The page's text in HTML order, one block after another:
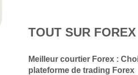
TOUT SUR FOREX
Meilleur courtier Forex :
plateforme de trading Forex